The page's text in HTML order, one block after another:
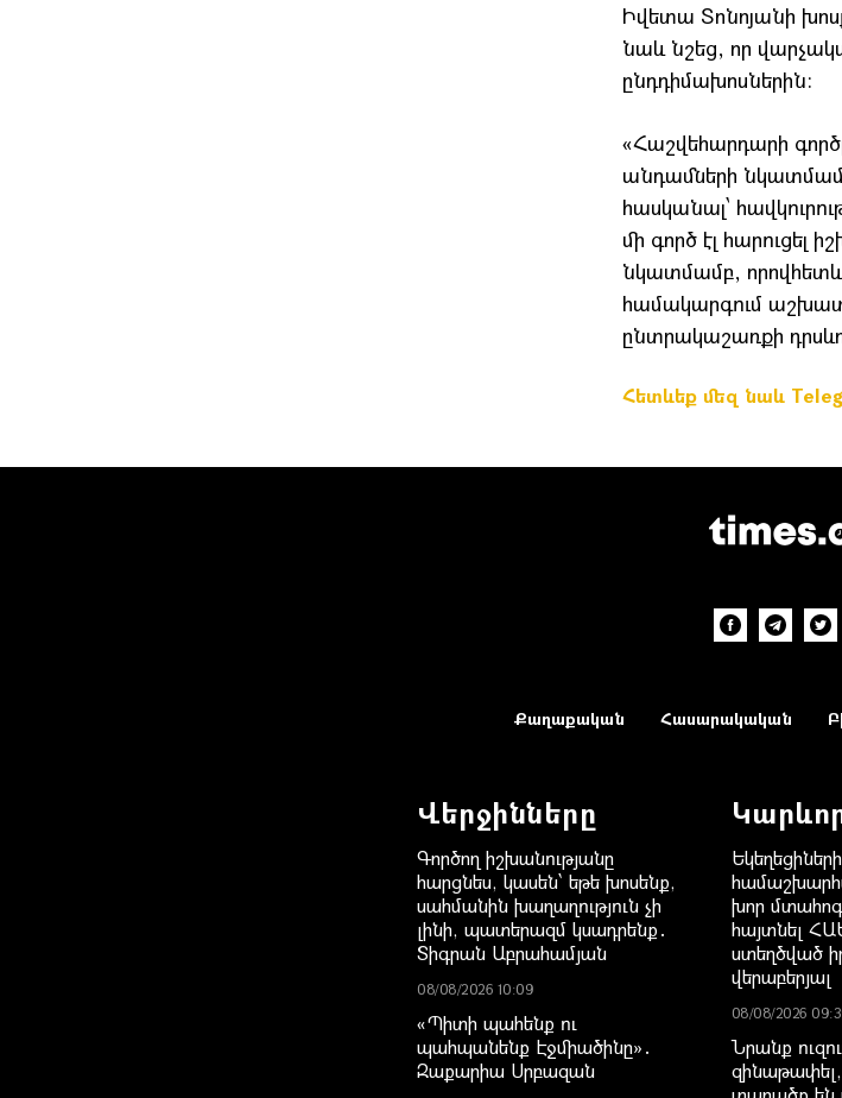
Իվետա Տոնոյանի
նաև նշեց, որ
ընդդիմախոսներին:
«Հաշվեհարդարի
անդամների
հասկանալ՝
մի գործ էլ հարուցել
նկատմամբ,
համակարգում
ընտրակաշառքի
Հետևեք մեզ նաև
Քաղաքական Հասարակական
Վերջինները
Գործող իշխանությանը
հարցնես, կասեն՝ եթե խոսենք,
սահմանին խաղաղություն չի
լինի, պատերազմ կսադրենք․
Տիգրան Աբրահամյան
08/08/2026 10:09
«Պիտի պահենք ու
պահպանենք Էջմիածինը»․
Զաքարիա Սրբազան
Եկեղեցիների
խոր
հայտնել
ստեղծված
վերաբերյալ
08/08/2026
Նրանք